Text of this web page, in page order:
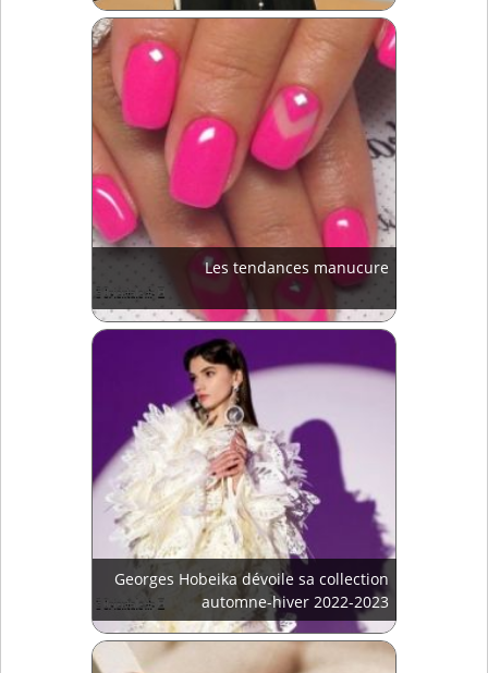
Les tendances manucure
Georges Hobeika dévoile sa collection
automne-hiver 2022-2023